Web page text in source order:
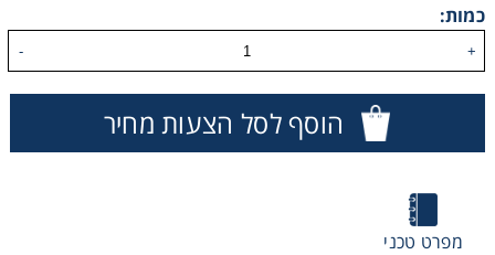
כמות:
+
-
הוסף לסל הצעות מחיר
מפרט טכני